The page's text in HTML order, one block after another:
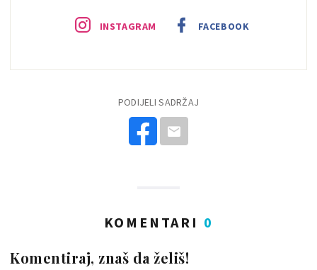
INSTAGRAM FACEBOOK
PODIJELI SADRŽAJ
KOMENTARI 0
Komentiraj, znaš da želiš!